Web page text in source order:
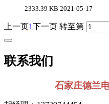
2333.39 KB 2021-05-17
上一页1下一页 转至第
联系我们
石家庄德兰